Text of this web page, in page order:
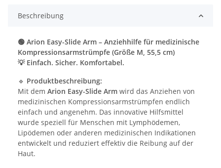
Beschreibung
🟢 Arion Easy-Slide Arm – Anziehhilfe für medizinische
Kompressionsarmstrümpfe (Größe M, 55,5 cm)
💡 Einfach. Sicher. Komfortabel.
🔹 Produktbeschreibung:
Mit dem Arion Easy-Slide Arm wird das Anziehen von
medizinischen Kompressionsarmstrümpfen endlich
einfach und angenehm. Das innovative Hilfsmittel
wurde speziell für Menschen mit Lymphödemen,
Lipödemen oder anderen medizinischen Indikationen
entwickelt und reduziert effektiv die Reibung auf der
Haut.